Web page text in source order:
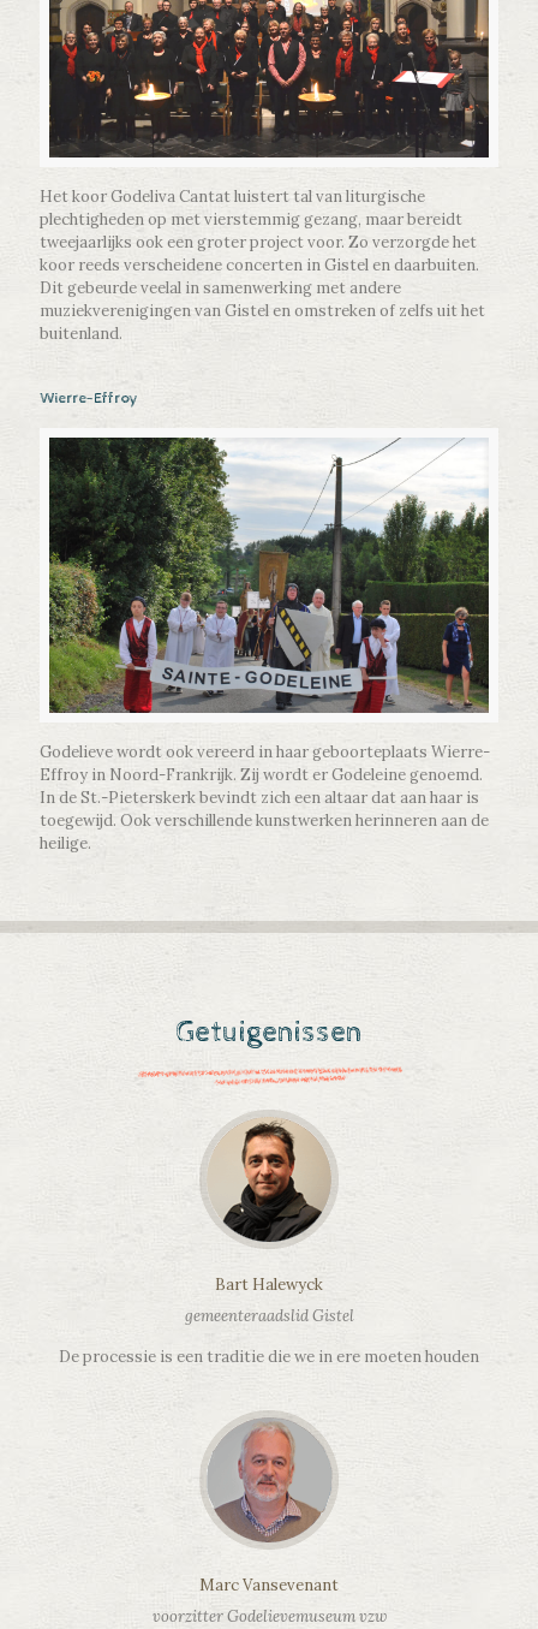
Het koor Godeliva Cantat luistert tal van liturgische
plechtigheden op met vierstemmig gezang, maar bereidt
tweejaarlijks ook een groter project voor. Zo verzorgde het
koor reeds verscheidene concerten in Gistel en daarbuiten.
Dit gebeurde veelal in samenwerking met andere
muziekverenigingen van Gistel en omstreken of zelfs uit het
buitenland.
Wierre-Effroy
Godelieve wordt ook vereerd in haar geboorteplaats Wierre-
Effroy in Noord-Frankrijk. Zij wordt er Godeleine genoemd.
In de St.-Pieterskerk bevindt zich een altaar dat aan haar is
toegewijd. Ook verschillende kunstwerken herinneren aan de
heilige.
Getuigenissen
Bart Halewyck
gemeenteraadslid Gistel
De processie is een traditie die we in ere moeten houden
Marc Vansevenant
voorzitter Godelievemuseum vzw